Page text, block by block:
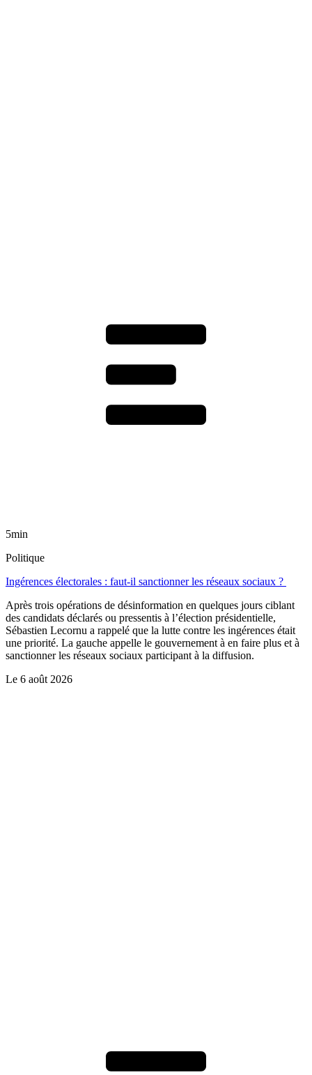
5min
Politique
Ingérences électorales : faut-il sanctionner les réseaux sociaux ?
Après trois opérations de désinformation en quelques jours ciblant
des candidats déclarés ou pressentis à l’élection présidentielle,
Sébastien Lecornu a rappelé que la lutte contre les ingérences était
une priorité. La gauche appelle le gouvernement à en faire plus et à
sanctionner les réseaux sociaux participant à la diffusion.
Le 6 août 2026